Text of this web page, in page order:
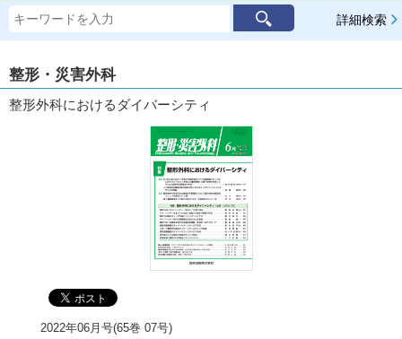
詳細検索
整形・災害外科
整形外科におけるダイバーシティ
2022年06月号(65巻 07号)